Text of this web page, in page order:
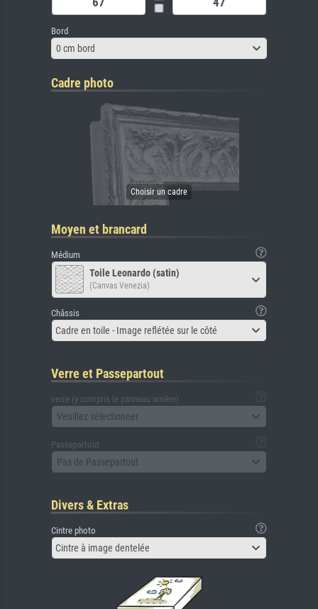
Bord
0 cm bord
Cadre photo
Moyen et brancard
Médium
Toile Leonardo (satin)
(Canvas Venezia)
Châssis
Cadre en toile - Image reflétée sur le côté
Verre et Passepartout
verre (y compris le panneau arrière)
Veuillez sélectionner
Passepartout
Pas de Passepartout
Divers & Extras
Cintre photo
Cintre à image dentelée